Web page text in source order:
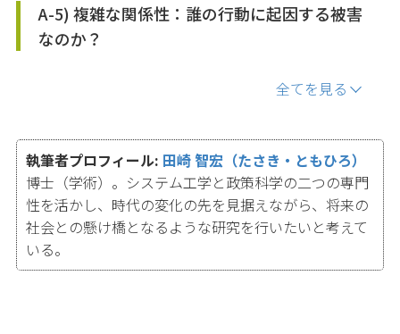
A-5) 複雑な関係性：誰の行動に起因する被害
なのか？
全てを見る
執筆者プロフィール: 田崎 智宏（たさき・ともひろ）
博士（学術）。システム工学と政策科学の二つの専門
性を活かし、時代の変化の先を見据えながら、将来の
社会との懸け橋となるような研究を行いたいと考えて
いる。